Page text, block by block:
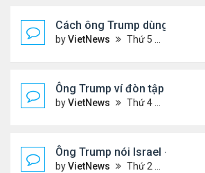
Cách ông Trump dùng
byVietNews Thứ 5 Tháng 6 26, 2025 4:33 pm
Ông Trump ví đòn tập kích
byVietNews Thứ 4 Tháng 6 25, 2025 5:43 pm
Ông Trump nói Israel - Iran
byVietNews Thứ 2 Tháng 6 23, 2025 5:45 pm